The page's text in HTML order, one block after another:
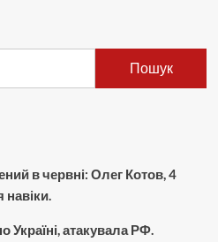
Пошук
в червні: Олег Котов, 4
навіки.
Україні, атакувала РФ.